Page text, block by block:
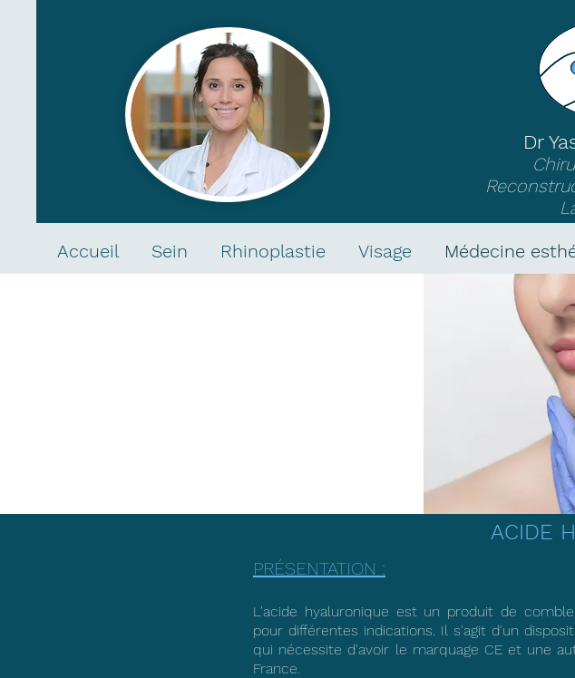
Dr
Accueil Sein Rhinoplastie Visage Médecine
ACIDE
PRÉSENTATION :
L'acide hyaluronique est un produit de
pour différentes indications. Il s'agit d'un
qui nécessite d'avoir le marquage CE et une
France.